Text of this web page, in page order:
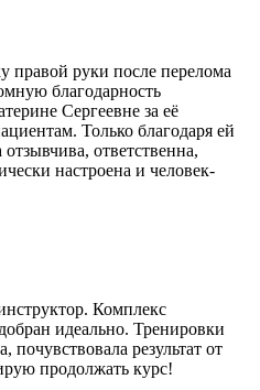
правой руки после перелома
благодарность
Сергеевне за её
Только благодаря ей
ответственна,
настроена и человек-
Комплекс
идеально. Тренировки
результат от
продолжать курс!